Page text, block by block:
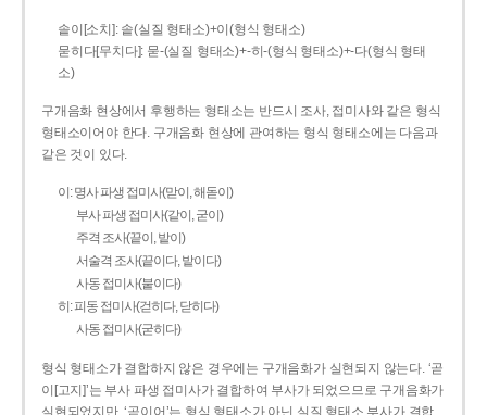
솥이[소치]: 솥(실질 형태소)+이(형식 형태소)
묻히다[무치다]: 묻­-(실질 형태소)+­-히­-(형식 형태소)+-다(형식 형태
소)
구개음화 현상에서 후행하는 형태소는 반드시 조사, 접미사와 같은 형식
형태소이어야 한다. 구개음화 현상에 관여하는 형식 형태소에는 다음과
같은 것이 있다.
이: 명사 파생 접미사(맏이, 해돋이)
부사 파생 접미사(같이, 굳이)
주격 조사(끝이, 밭이)
서술격 조사(끝이다, 밭이다)
사동 접미사(붙이다)
히: 피동 접미사(걷히다, 닫히다)
사동 접미사(굳히다)
형식 형태소가 결합하지 않은 경우에는 구개음화가 실현되지 않는다. ‘곧
이[고지]’는 부사 파생 접미사가 결합하여 부사가 되었으므로 구개음화가
실현되었지만, ‘곧이어’는 형식 형태소가 아닌 실질 형태소 부사가 결합